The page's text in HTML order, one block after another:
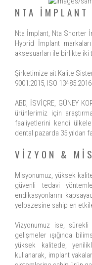
NTA İMPLANT
Nta İmplant, Nta Shorter
Hybrid İmplant
aksesuarları ile birlikte
Şirketimize ait Kalite
9001:2015, ISO
ABD, İSVİÇRE, GÜNEY
ürünlerimiz için
faaliyetlerini kendi
dental pazarda 35 yıldan
VİZYON &
Misyonumuz, yüksek
güvenli tedavi
endikasyonlarını
yelpazesine sahip en
Vizyonumuz ise,
gelişmeler ışığında
yüksek kalitede,
kullanarak, implant